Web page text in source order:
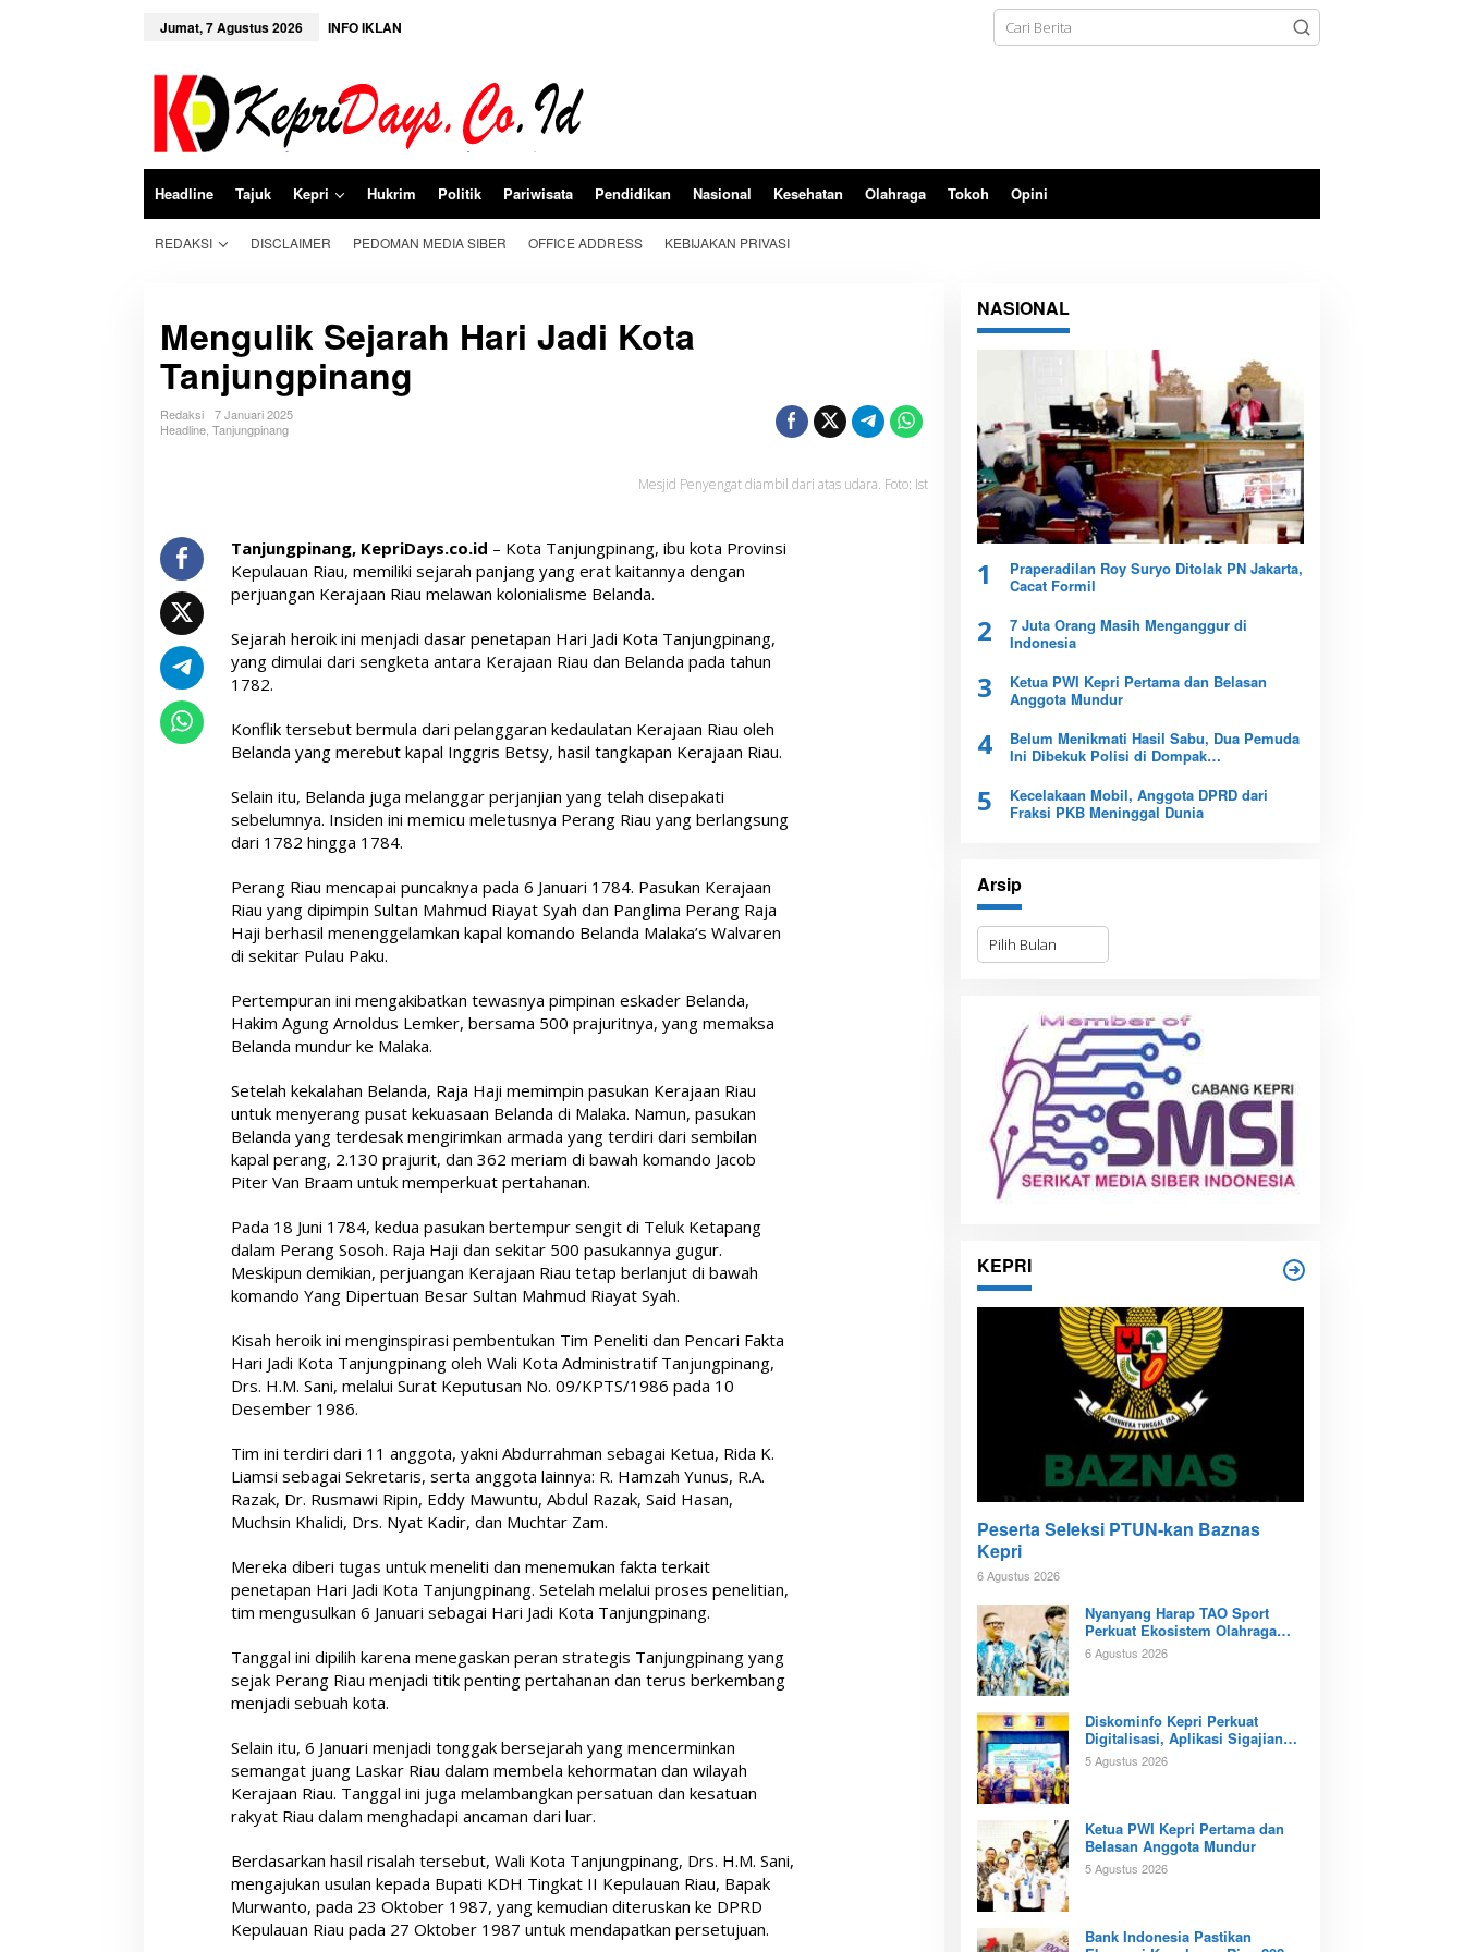
Jumat, 7 Agustus 2026 INFO IKLAN
Headline Tajuk Kepri Hukrim Politik Pariwisata Pendidikan Nasional Kesehatan Olahraga Tokoh Opini
REDAKSI DISCLAIMER PEDOMAN MEDIA SIBER OFFICE ADDRESS KEBIJAKAN PRIVASI
Mengulik Sejarah Hari Jadi Kota
Tanjungpinang
Redaksi
7 Januari 2025
Headline Tanjungpinang
Mesjid Penyengat diambil dari atas udara. Foto: Ist
Tanjungpinang, KepriDays.co.id – Kota Tanjungpinang, ibu kota Provinsi
Kepulauan Riau, memiliki sejarah panjang yang erat kaitannya dengan
perjuangan Kerajaan Riau melawan kolonialisme Belanda.
Sejarah heroik ini menjadi dasar penetapan Hari Jadi Kota Tanjungpinang,
yang dimulai dari sengketa antara Kerajaan Riau dan Belanda pada tahun
1782.
Konflik tersebut bermula dari pelanggaran kedaulatan Kerajaan Riau oleh
Belanda yang merebut kapal Inggris Betsy, hasil tangkapan Kerajaan Riau.
Selain itu, Belanda juga melanggar perjanjian yang telah disepakati
sebelumnya. Insiden ini memicu meletusnya Perang Riau yang berlangsung
dari 1782 hingga 1784.
Perang Riau mencapai puncaknya pada 6 Januari 1784. Pasukan Kerajaan
Riau yang dipimpin Sultan Mahmud Riayat Syah dan Panglima Perang Raja
Haji berhasil menenggelamkan kapal komando Belanda Malaka’s Walvaren
di sekitar Pulau Paku.
Pertempuran ini mengakibatkan tewasnya pimpinan eskader Belanda,
Hakim Agung Arnoldus Lemker, bersama 500 prajuritnya, yang memaksa
Belanda mundur ke Malaka.
Setelah kekalahan Belanda, Raja Haji memimpin pasukan Kerajaan Riau
untuk menyerang pusat kekuasaan Belanda di Malaka. Namun, pasukan
Belanda yang terdesak mengirimkan armada yang terdiri dari sembilan
kapal perang, 2.130 prajurit, dan 362 meriam di bawah komando Jacob
Piter Van Braam untuk memperkuat pertahanan.
Pada 18 Juni 1784, kedua pasukan bertempur sengit di Teluk Ketapang
dalam Perang Sosoh. Raja Haji dan sekitar 500 pasukannya gugur.
Meskipun demikian, perjuangan Kerajaan Riau tetap berlanjut di bawah
komando Yang Dipertuan Besar Sultan Mahmud Riayat Syah.
Kisah heroik ini menginspirasi pembentukan Tim Peneliti dan Pencari Fakta
Hari Jadi Kota Tanjungpinang oleh Wali Kota Administratif Tanjungpinang,
Drs. H.M. Sani, melalui Surat Keputusan No. 09/KPTS/1986 pada 10
Desember 1986.
Tim ini terdiri dari 11 anggota, yakni Abdurrahman sebagai Ketua, Rida K.
Liamsi sebagai Sekretaris, serta anggota lainnya: R. Hamzah Yunus, R.A.
Razak, Dr. Rusmawi Ripin, Eddy Mawuntu, Abdul Razak, Said Hasan,
Muchsin Khalidi, Drs. Nyat Kadir, dan Muchtar Zam.
Mereka diberi tugas untuk meneliti dan menemukan fakta terkait
penetapan Hari Jadi Kota Tanjungpinang. Setelah melalui proses penelitian,
tim mengusulkan 6 Januari sebagai Hari Jadi Kota Tanjungpinang.
Tanggal ini dipilih karena menegaskan peran strategis Tanjungpinang yang
sejak Perang Riau menjadi titik penting pertahanan dan terus berkembang
menjadi sebuah kota.
Selain itu, 6 Januari menjadi tonggak bersejarah yang mencerminkan
semangat juang Laskar Riau dalam membela kehormatan dan wilayah
Kerajaan Riau. Tanggal ini juga melambangkan persatuan dan kesatuan
rakyat Riau dalam menghadapi ancaman dari luar.
Berdasarkan hasil risalah tersebut, Wali Kota Tanjungpinang, Drs. H.M. Sani,
mengajukan usulan kepada Bupati KDH Tingkat II Kepulauan Riau, Bapak
Murwanto, pada 23 Oktober 1987, yang kemudian diteruskan ke DPRD
Kepulauan Riau pada 27 Oktober 1987 untuk mendapatkan persetujuan.
NASIONAL
1
Praperadilan Roy Suryo Ditolak PN Jakarta,
Cacat Formil
2
7 Juta Orang Masih Menganggur di
Indonesia
3
Ketua PWI Kepri Pertama dan Belasan
Anggota Mundur
4
Belum Menikmati Hasil Sabu, Dua Pemuda
Ini Dibekuk Polisi di Dompak
5
Kecelakaan Mobil, Anggota DPRD dari
Fraksi PKB Meninggal Dunia
Arsip
A
s
KEPRI
Peserta Seleksi PTUN-kan Baznas
Kepri
6 Agustus 2026
Nyanyang Harap TAO Sport
Perkuat Ekosistem Olahraga
Padel di Kota Batam
6 Agustus 2026
Diskominfo Kepri Perkuat
Digitalisasi, Aplikasi Sigajian
Sudah Terintegrasi TTE
5 Agustus 2026
Ketua PWI Kepri Pertama dan
Belasan Anggota Mundur
5 Agustus 2026
Bank Indonesia Pastikan